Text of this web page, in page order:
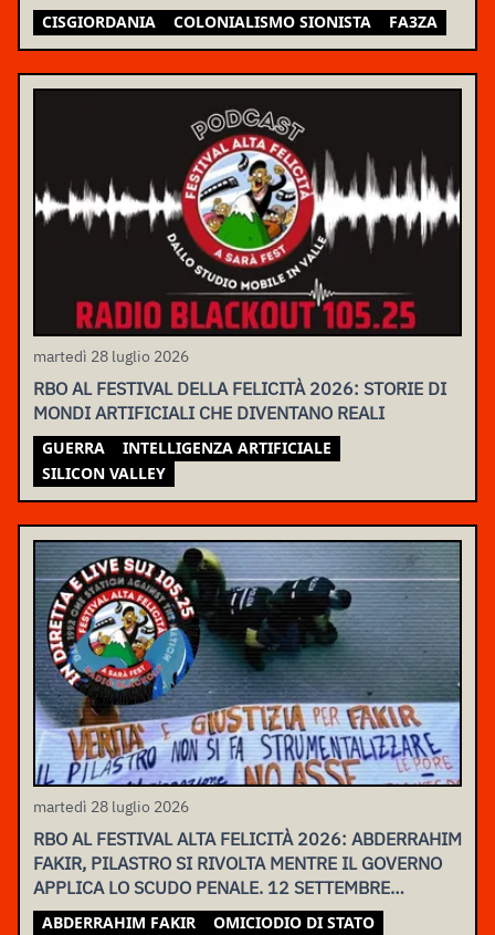
CISGIORDANIA COLONIALISMO SIONISTA FA3ZA
martedì 28 luglio 2026
RBO AL FESTIVAL DELLA FELICITÀ 2026: STORIE DI
MONDI ARTIFICIALI CHE DIVENTANO REALI
GUERRA
INTELLIGENZA ARTIFICIALE
SILICON VALLEY
martedì 28 luglio 2026
RBO AL FESTIVAL ALTA FELICITÀ 2026: ABDERRAHIM
FAKIR, PILASTRO SI RIVOLTA MENTRE IL GOVERNO
APPLICA LO SCUDO PENALE. 12 SETTEMBRE
ASSEMBLEA NAZIONALE
ABDERRAHIM FAKIR
OMICIODIO DI STATO